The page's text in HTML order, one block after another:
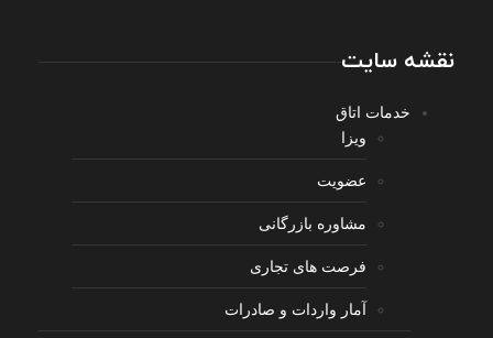
نقشه سایت
خدمات اتاق
ویزا
عضویت
مشاوره بازرگانی
فرصت های تجاری
آمار واردات و صادرات